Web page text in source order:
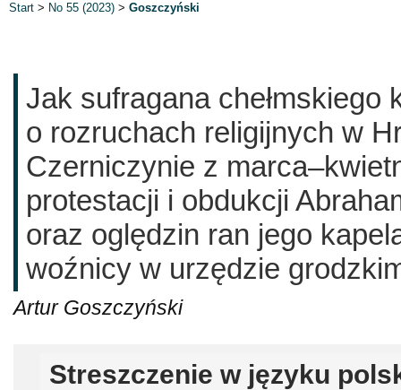
Start > No 55 (2023) > Goszczyński
Jak sufragana chełmskiego
o rozruchach religijnych w
Czerniczynie z
protestacji i obdukcji
oraz oględzin ran jego
woźnicy w urzędzie
Artur Goszczyński
Streszczenie w języku